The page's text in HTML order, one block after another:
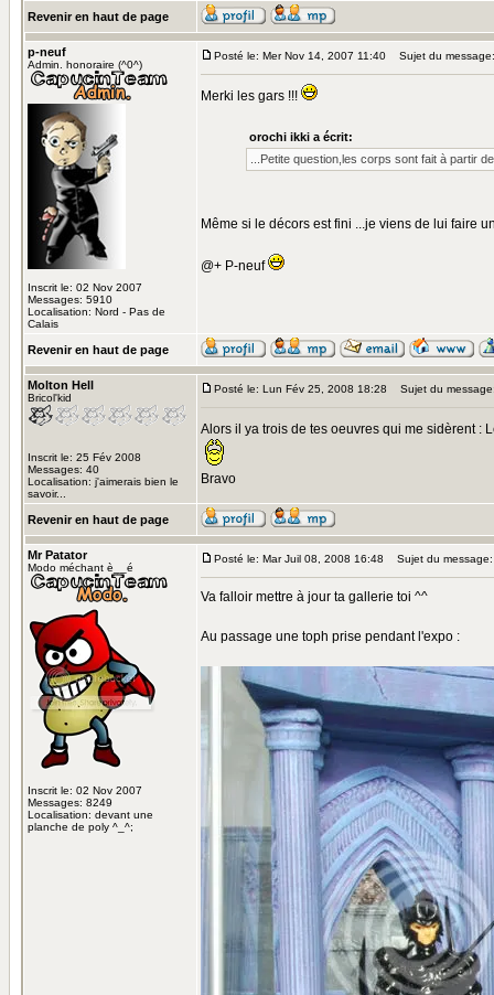
Revenir en haut de page
p-neuf
Admin. honoraire (^0^)
Inscrit le: 02 Nov 2007
Messages: 5910
Localisation: Nord - Pas de
Calais
Posté le: Mer Nov 14, 2007 11:40 Sujet du message:
Merki les gars !!!
orochi ikki a écrit:
...Petite question,les corps sont fait à partir
Même si le décors est fini ...je viens de lui faire
@+ P-neuf
Revenir en haut de page
Molton Hell
Bricol'kid
Inscrit le: 25 Fév 2008
Messages: 40
Localisation: j'aimerais bien le
savoir...
Posté le: Lun Fév 25, 2008 18:28 Sujet du
Alors il ya trois de tes oeuvres qui me sidèrent :
Bravo
Revenir en haut de page
Mr Patator
Modo méchant è__é
Inscrit le: 02 Nov 2007
Messages: 8249
Localisation: devant une
planche de poly ^_^;
Posté le: Mar Juil 08, 2008 16:48 Sujet du message:
Va falloir mettre à jour ta gallerie toi ^^
Au passage une toph prise pendant l'expo :